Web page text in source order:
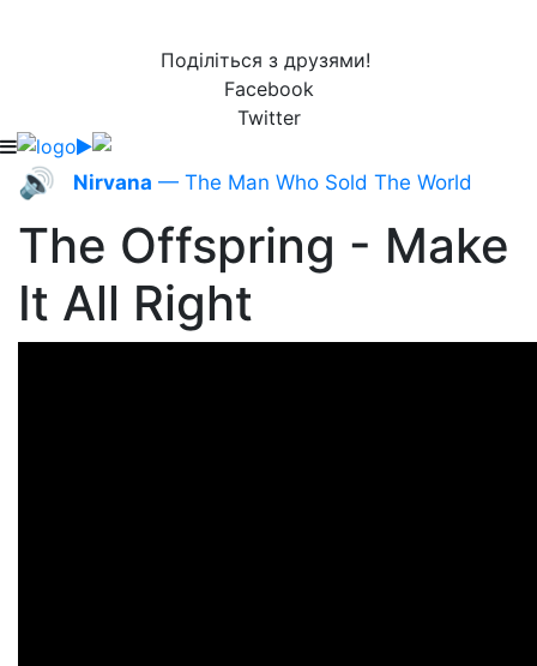
Поділіться з друзями!
Facebook
Twitter
🔊 Nirvana — The Man Who Sold The World
The Offspring - Make
It All Right